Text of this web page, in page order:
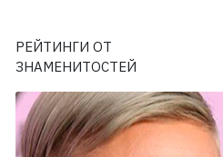
РЕЙТИНГИ ОТ
ЗНАМЕНИТОСТЕЙ